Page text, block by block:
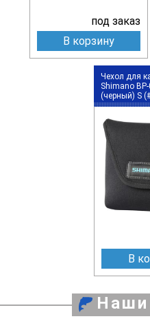
под заказ
В корзину
Чехол для
Shimano
(черный) S
В